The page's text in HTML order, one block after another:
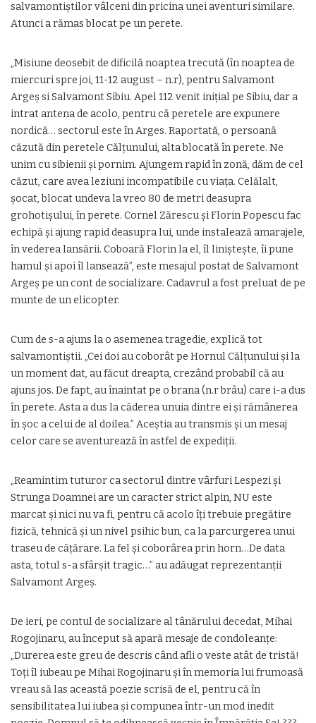
salvamontiştilor vâlceni din pricina unei aventuri similare.
Atunci a rămas blocat pe un perete.
„Misiune deosebit de dificilă noaptea trecută (în noaptea de
miercuri spre joi, 11-12 august – n.r), pentru Salvamont
Argeș si Salvamont Sibiu. Apel 112 venit inițial pe Sibiu, dar a
intrat antena de acolo, pentru că peretele are expunere
nordică… sectorul este în Arges. Raportată, o persoană
căzută din peretele Călţunului, alta blocată în perete. Ne
unim cu sibienii şi pornim. Ajungem rapid în zonă, dăm de cel
căzut, care avea leziuni incompatibile cu viaţa. Celălalt,
şocat, blocat undeva la vreo 80 de metri deasupra
grohotişului, în perete. Cornel Zărescu şi Florin Popescu fac
echipă şi ajung rapid deasupra lui, unde instalează amarajele,
în vederea lansării. Coboară Florin la el, îl linişteşte, îi pune
hamul şi apoi îl lansează”, este mesajul postat de Salvamont
Argeş pe un cont de socializare. Cadavrul a fost preluat de pe
munte de un elicopter.
Cum de s-a ajuns la o asemenea tragedie, explică tot
salvamontiştii. „Cei doi au coborât pe Hornul Călţunului şi la
un moment dat, au făcut dreapta, crezând probabil că au
ajuns jos. De fapt, au înaintat pe o brana (n.r brâu) care i-a dus
în perete. Asta a dus la căderea unuia dintre ei şi rămânerea
în şoc a celui de al doilea.” Aceştia au transmis şi un mesaj
celor care se aventurează în astfel de expediţii.
„Reamintim tuturor ca sectorul dintre vârfuri Lespezi şi
Strunga Doamnei are un caracter strict alpin, NU este
marcat şi nici nu va fi, pentru că acolo îţi trebuie pregătire
fizică, tehnică şi un nivel psihic bun, ca la parcurgerea unui
traseu de căţărare. La fel şi coborârea prin horn…De data
asta, totul s-a sfârşit tragic…” au adăugat reprezentanţii
Salvamont Argeş.
De ieri, pe contul de socializare al tânărului decedat, Mihai
Rogojinaru, au început să apară mesaje de condoleanţe:
„Durerea este greu de descris când afli o veste atât de tristă!
Toți îl iubeau pe Mihai Rogojinaru și în memoria lui frumoasă
vreau să las această poezie scrisă de el, pentru că în
sensibilitatea lui iubea și compunea într-un mod inedit